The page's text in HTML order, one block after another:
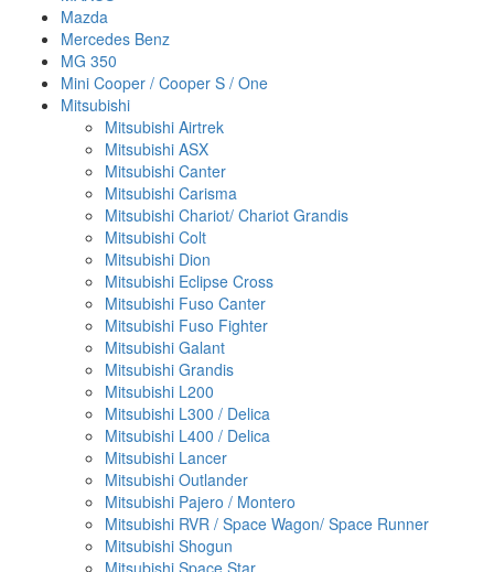
Mazda
Mercedes Benz
MG 350
Mini Cooper / Cooper S / One
Mitsubishi
Mitsubishi Airtrek
Mitsubishi ASX
Mitsubishi Canter
Mitsubishi Carisma
Mitsubishi Chariot/ Chariot Grandis
Mitsubishi Colt
Mitsubishi Dion
Mitsubishi Eclipse Cross
Mitsubishi Fuso Canter
Mitsubishi Fuso Fighter
Mitsubishi Galant
Mitsubishi Grandis
Mitsubishi L200
Mitsubishi L300 / Delica
Mitsubishi L400 / Delica
Mitsubishi Lancer
Mitsubishi Outlander
Mitsubishi Pajero / Montero
Mitsubishi RVR / Space Wagon/ Space Runner
Mitsubishi Shogun
Mitsubishi Space Star